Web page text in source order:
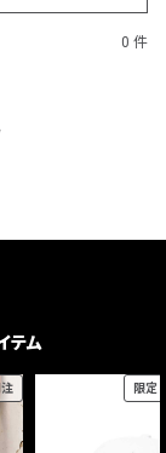
0 件
テム
注 限定